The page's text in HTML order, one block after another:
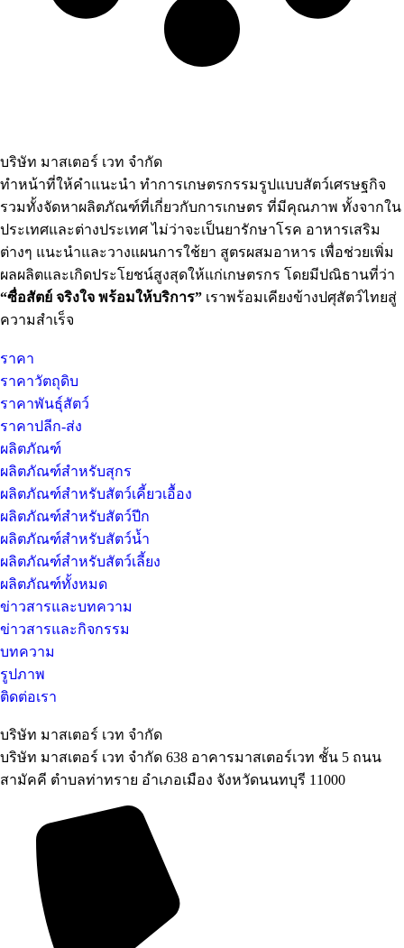
บริษัท มาสเตอร์ เวท จำกัด
ทำหน้าที่ให้คำแนะนำ ทำการเกษตรกรรมรูปแบบสัตว์เศรษฐกิจ
รวมทั้งจัดหาผลิตภัณฑ์ที่เกี่ยวกับการเกษตร ที่มีคุณภาพ ทั้งจากใน
ประเทศและต่างประเทศ ไม่ว่าจะเป็นยารักษาโรค อาหารเสริม
ต่างๆ แนะนำและวางแผนการใช้ยา สูตรผสมอาหาร เพื่อช่วยเพิ่ม
ผลผลิตและเกิดประโยชน์สูงสุดให้แก่เกษตรกร โดยมีปณิธานที่ว่า
“ซื่อสัตย์ จริงใจ พร้อมให้บริการ” เราพร้อมเคียงข้างปศุสัตว์ไทยสู่
ความสำเร็จ
ราคา
ราคาวัตถุดิบ
ราคาพันธุ์สัตว์
ราคาปลีก-ส่ง
ผลิตภัณฑ์
ผลิตภัณฑ์สำหรับสุกร
ผลิตภัณฑ์สำหรับสัตว์เคี้ยวเอื้อง
ผลิตภัณฑ์สำหรับสัตว์ปีก
ผลิตภัณฑ์สำหรับสัตว์น้ำ
ผลิตภัณฑ์สำหรับสัตว์เลี้ยง
ผลิตภัณฑ์ทั้งหมด
ข่าวสารและบทความ
ข่าวสารและกิจกรรม
บทความ
รูปภาพ
ติดต่อเรา
บริษัท มาสเตอร์ เวท จำกัด
บริษัท มาสเตอร์ เวท จำกัด 638 อาคารมาสเตอร์เวท ชั้น 5 ถนน
สามัคคี ตำบลท่าทราย อำเภอเมือง จังหวัดนนทบุรี 11000